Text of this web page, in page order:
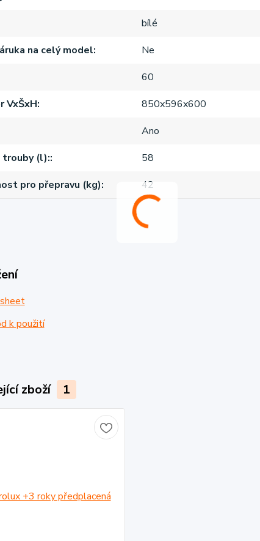
bílé
na celý model
Ne
60
VxŠxH
850x596x600
Ano
trouby (l):
58
pro přepravu (kg)
42
k použití
zboží 1